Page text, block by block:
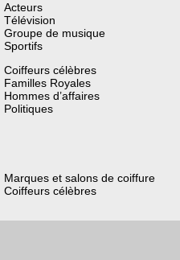
Acteurs
Télévision
Groupe de musique
Sportifs
Coiffeurs célèbres
Familles Royales
Hommes d’affaires
Politiques
Marques et salons de coiffure
Coiffeurs célèbres